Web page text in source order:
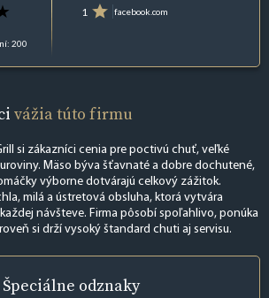
200
1 facebook.com
vážia túto firmu
si zákazníci cenia pre poctivú chuť, veľké
Mäso býva šťavnaté a dobre dochutené,
výborne dotvárajú celkový zážitok.
milá a ústretová obsluha, ktorá vytvára
návšteve. Firma pôsobí spoľahlivo, ponúka
si drží vysoký štandard chuti aj servisu.
Špeciálne odznaky